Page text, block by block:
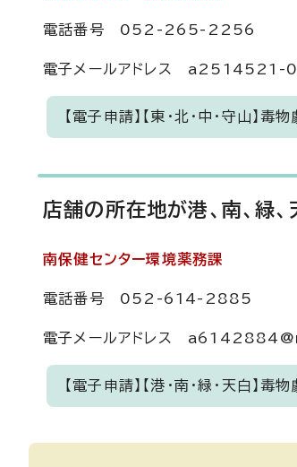
電話番号 052-265-2256
電子メールアドレス
【電子申請】【東・北・中・守山】
店舗の所在地が港、南、緑
南保健センター環境薬務課
電話番号 052-614-2885
電子メールアドレス
【電子申請】【港・南・緑・天白】